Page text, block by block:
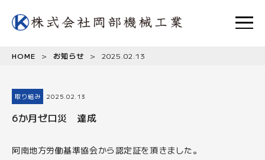
HOME > お知らせ > 2025.02.13
取り組み 2025.02.13
6か月ゼロ災 達成
阿南地方労働基準協会から認定証を頂きました。